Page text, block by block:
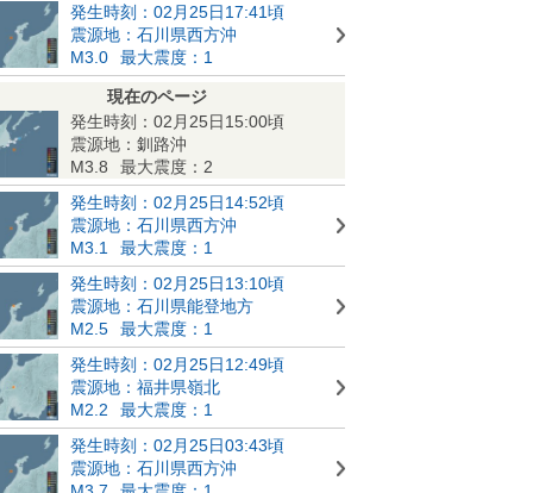
発生時刻：02月25日17:41頃
震源地：石川県西方沖
M3.0
最大震度：1
現在のページ
発生時刻：02月25日15:00頃
震源地：釧路沖
M3.8
最大震度：2
発生時刻：02月25日14:52頃
震源地：石川県西方沖
M3.1
最大震度：1
発生時刻：02月25日13:10頃
震源地：石川県能登地方
M2.5
最大震度：1
発生時刻：02月25日12:49頃
震源地：福井県嶺北
M2.2
最大震度：1
発生時刻：02月25日03:43頃
震源地：石川県西方沖